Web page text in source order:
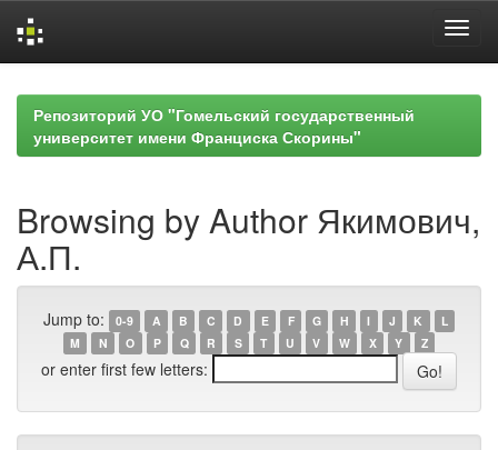
navigationРепозиторий УО "Гомельский государственный
университет имени Франциска Скорины"
Browsing by Author Якимович,
А.П.
Jump to: 0-9 A B C D E F G H I J K
L
M
N O P Q R S T U V W X Y Z
or enter first few letters: